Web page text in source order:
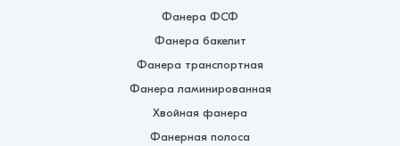
Фанера ФСФ
Фанера бакелит
Фанера транспортная
Фанера ламинированная
Хвойная фанера
Фанерная полоса